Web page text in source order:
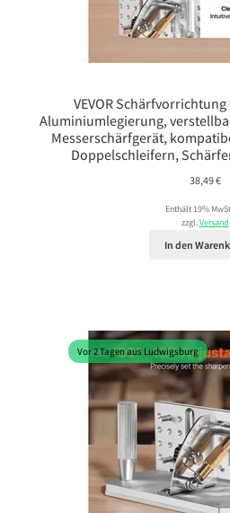
VEVOR
Aluminiumlegierung,
Messerschärfgerät,
Doppelschleifern,
38,49€
Enthält 19%
zzgl.Versand
In den
Vor 2 Tagen aus Ludwigsburg